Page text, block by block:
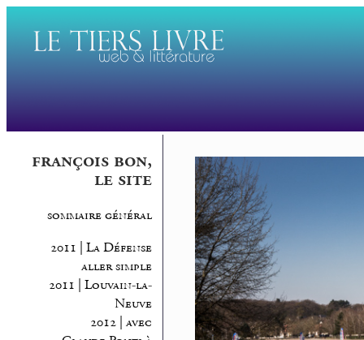
françois bon,
le site
sommaire général
2011 | La Défense
aller simple
2011 | Louvain-la-
Neuve
2012 | avec